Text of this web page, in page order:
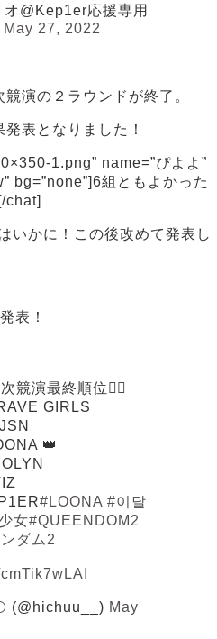
@Kep1er応援専用
May 27, 2022
演の２ラウンドが終了。
表となりました！
1.png” name=”ぴよよ”
bg=”none”]6組ともよかった
chat]
いかに！この後改めて発表し
表！
競演最終順位✍🏻
GIRLS
👑
#LOONA #이달
女#QUEENDOM2
ダム2
(@hichuu__) May